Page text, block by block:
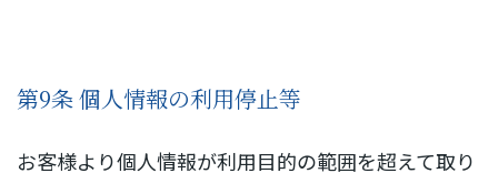
第9条 個人情報の利用停止等
お客様より個人情報が利用目的の範囲を超えて取り